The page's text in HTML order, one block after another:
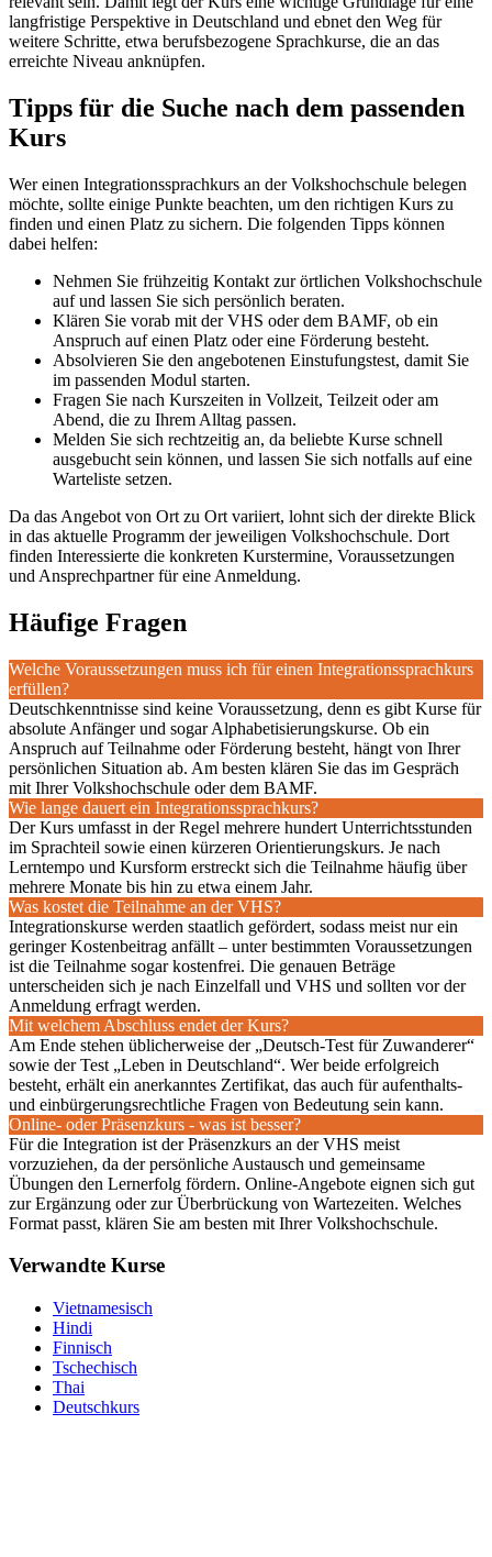
langfristige Perspektive in Deutschland und ebnet den Weg für
weitere Schritte, etwa berufsbezogene Sprachkurse, die an das
erreichte Niveau anknüpfen.
Tipps für die Suche nach dem passenden
Kurs
Wer einen Integrationssprachkurs an der Volkshochschule belegen
möchte, sollte einige Punkte beachten, um den richtigen Kurs zu
finden und einen Platz zu sichern. Die folgenden Tipps können
dabei helfen:
Nehmen Sie frühzeitig Kontakt zur örtlichen Volkshochschule
auf und lassen Sie sich persönlich beraten.
Klären Sie vorab mit der VHS oder dem BAMF, ob ein
Anspruch auf einen Platz oder eine Förderung besteht.
Absolvieren Sie den angebotenen Einstufungstest, damit Sie
im passenden Modul starten.
Fragen Sie nach Kurszeiten in Vollzeit, Teilzeit oder am
Abend, die zu Ihrem Alltag passen.
Melden Sie sich rechtzeitig an, da beliebte Kurse schnell
ausgebucht sein können, und lassen Sie sich notfalls auf eine
Warteliste setzen.
Da das Angebot von Ort zu Ort variiert, lohnt sich der direkte Blick
in das aktuelle Programm der jeweiligen Volkshochschule. Dort
finden Interessierte die konkreten Kurstermine, Voraussetzungen
und Ansprechpartner für eine Anmeldung.
Häufige Fragen
Welche Voraussetzungen muss ich für einen Integrationssprachkurs
erfüllen?
Deutschkenntnisse sind keine Voraussetzung, denn es gibt Kurse für
absolute Anfänger und sogar Alphabetisierungskurse. Ob ein
Anspruch auf Teilnahme oder Förderung besteht, hängt von Ihrer
persönlichen Situation ab. Am besten klären Sie das im Gespräch
mit Ihrer Volkshochschule oder dem BAMF.
Wie lange dauert ein Integrationssprachkurs?
Der Kurs umfasst in der Regel mehrere hundert Unterrichtsstunden
im Sprachteil sowie einen kürzeren Orientierungskurs. Je nach
Lerntempo und Kursform erstreckt sich die Teilnahme häufig über
mehrere Monate bis hin zu etwa einem Jahr.
Was kostet die Teilnahme an der VHS?
Integrationskurse werden staatlich gefördert, sodass meist nur ein
geringer Kostenbeitrag anfällt – unter bestimmten Voraussetzungen
ist die Teilnahme sogar kostenfrei. Die genauen Beträge
unterscheiden sich je nach Einzelfall und VHS und sollten vor der
Anmeldung erfragt werden.
Mit welchem Abschluss endet der Kurs?
Am Ende stehen üblicherweise der „Deutsch-Test für Zuwanderer“
sowie der Test „Leben in Deutschland“. Wer beide erfolgreich
besteht, erhält ein anerkanntes Zertifikat, das auch für aufenthalts-
und einbürgerungsrechtliche Fragen von Bedeutung sein kann.
Online- oder Präsenzkurs - was ist besser?
Für die Integration ist der Präsenzkurs an der VHS meist
vorzuziehen, da der persönliche Austausch und gemeinsame
Übungen den Lernerfolg fördern. Online-Angebote eignen sich gut
zur Ergänzung oder zur Überbrückung von Wartezeiten. Welches
Format passt, klären Sie am besten mit Ihrer Volkshochschule.
Verwandte Kurse
Vietnamesisch
Hindi
Finnisch
Tschechisch
Thai
Deutschkurs